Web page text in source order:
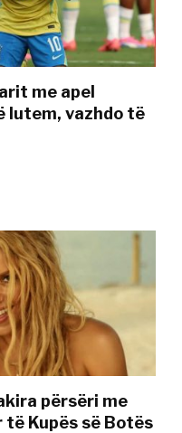
me apel
lutem, vazhdo të
përsëri me
Kupës së Botës